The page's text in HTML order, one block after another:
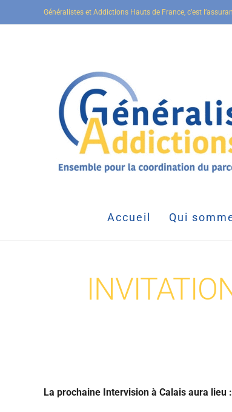
Généralistes et Addictions Hauts de France, c’est
Accueil Qui
La prochaine Intervision à Calais aura lieu :